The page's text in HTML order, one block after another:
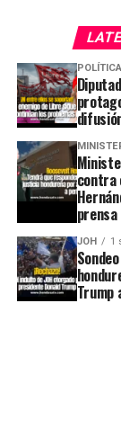
contra
prensa
JOH 1
Trump